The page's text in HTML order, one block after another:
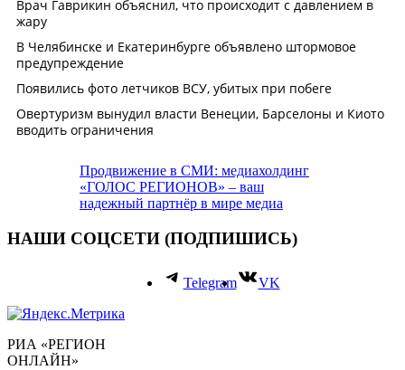
Продвижение в СМИ: медиахолдинг
«ГОЛОС РЕГИОНОВ» – ваш
надежный партнёр в мире медиа
НАШИ СОЦСЕТИ (ПОДПИШИСЬ)
Telegram VK
РИА «РЕГИОН
ОНЛАЙН»